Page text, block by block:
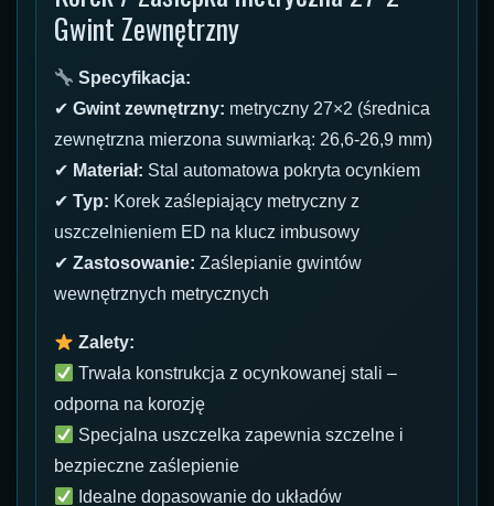
Gwint Zewnętrzny
Specyfikacja:
✔ Gwint zewnętrzny: metryczny 27×2 (średnica
zewnętrzna mierzona suwmiarką: 26,6-26,9 mm)
✔ Materiał: Stal automatowa pokryta ocynkiem
✔ Typ: Korek zaślepiający metryczny z
uszczelnieniem ED na klucz imbusowy
✔ Zastosowanie: Zaślepianie gwintów
wewnętrznych metrycznych
Zalety:
Trwała konstrukcja z ocynkowanej stali –
odporna na korozję
Specjalna uszczelka zapewnia szczelne i
bezpieczne zaślepienie
Idealne dopasowanie do układów